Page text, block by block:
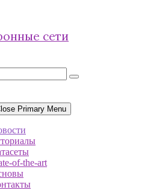
сети
Primary Menu
of-the-art